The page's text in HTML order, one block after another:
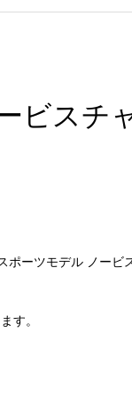
ビスチ
ーツモデル ノー
す。